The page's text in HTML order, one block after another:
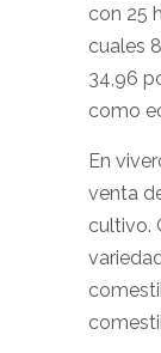
con 25
cuales
34,96
como
En
venta
cultivo.